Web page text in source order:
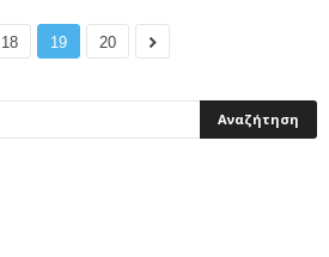
18 19 20